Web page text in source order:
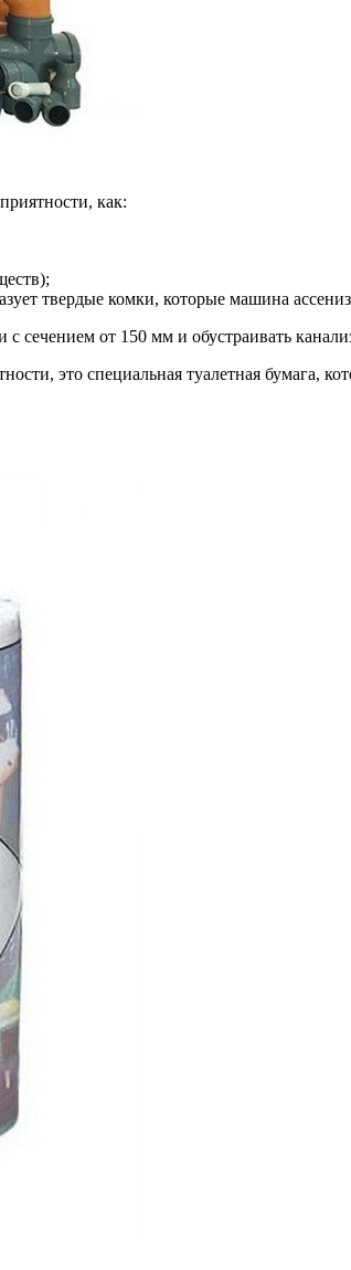
как:
твердые комки, которые машина
сечением от 150 мм и обустраивать
это специальная туалетная бумага,